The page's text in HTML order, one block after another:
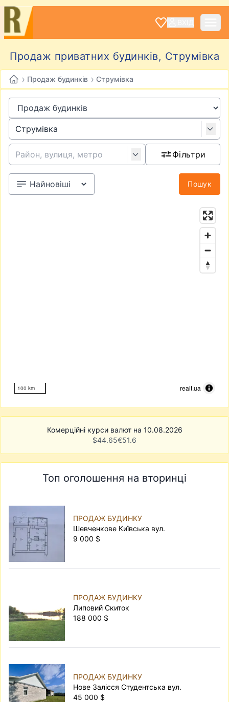
Продаж приватних будинків, Струмівка
› Продаж будинків › Струмівка
Фільтри
Пошук
100 km realt.ua
Комерційні курси валют на 10.08.2026
$44.65€51.6
Топ оголошення на вторинці
ПРОДАЖ БУДИНКУ
Шевченкове Київська вул.
9 000 $
ПРОДАЖ БУДИНКУ
Липовий Скиток
188 000 $
ПРОДАЖ БУДИНКУ
Нове Залісся Студентська вул.
45 000 $